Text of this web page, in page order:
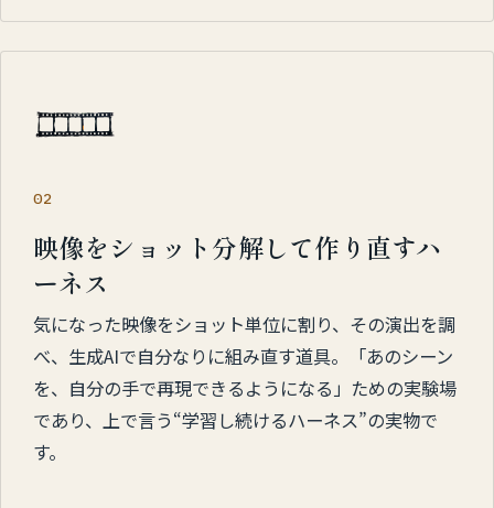
02
映像をショット分解して作り直すハ
ーネス
気になった映像をショット単位に割り、その演出を調
べ、生成AIで自分なりに組み直す道具。「あのシーン
を、自分の手で再現できるようになる」ための実験場
であり、上で言う“学習し続けるハーネス”の実物で
す。